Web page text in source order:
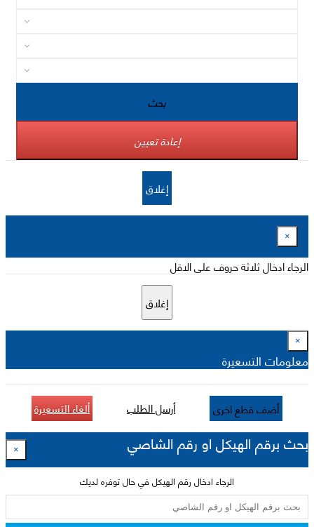
بحث
إعادة تعيين
إغلاق
×
الرجاء ادخال ثلاثة حروف على الاقل
إغلاق
×
معلومات التسعيرة
أضف قطع اخرى أرسل الطلب ألغاء التسعيرة
بحث برقم الهيكل او رقم الشاصي ×
الرجاء ادخال رقم الهيكل في حال توفره لديك